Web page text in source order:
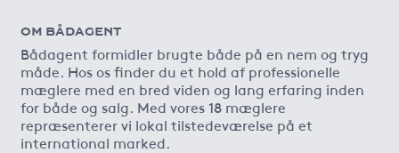
OM BÅDAGENT
Bådagent formidler brugte både på en nem og tryg
måde. Hos os finder du et hold af professionelle
mæglere med en bred viden og lang erfaring inden
for både og salg. Med vores 18 mæglere
repræsenterer vi lokal tilstedeværelse på et
international marked.